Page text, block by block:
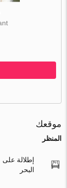
موقعك
المنظر
إطلالة على
البحر